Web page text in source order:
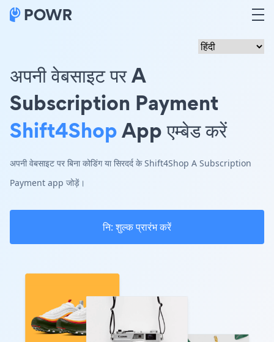
अपनी वेबसाइट पर A
Subscription Payment
Shift4ShopApp एम्बेड करें
अपनी वेबसाइट पर बिना कोडिंग या सिरदर्द के Shift4Shop A Subscription
Payment app जोड़ें।
नि: शुल्क प्रारंभ करें